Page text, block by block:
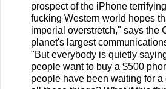
prospect of the iPhone
fucking Western world hopes
imperial overstretch," says the
planet's largest
"But everybody is quietly
people want to buy a $500
people have been waiting for